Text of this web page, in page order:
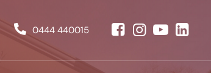
0444 440015